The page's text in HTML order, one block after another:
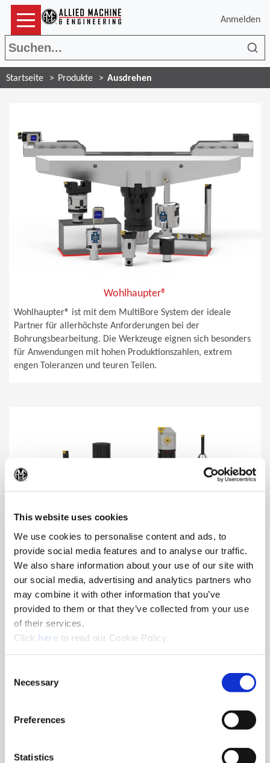
This website uses cookies
We use cookies to personalise content and ads, to
provide social media features and to analyse our traffic.
We also share information about your use of our site with
our social media, advertising and analytics partners who
may combine it with other information that you’ve
provided to them or that they’ve collected from your use
of their services.
Click here (Opens in a new window)
to read our Cookie Policy.
Selection
Necessary
Preferences
Statistics
Anmelden
Startseite Produkte Ausdrehen
Wohlhaupter®
Wohlhaupter® ist mit dem MultiBore System der ideale
Partner für allerhöchste Anforderungen bei der
Bohrungsbearbeitung. Die Werkzeuge eignen sich besonders
für Anwendungen mit hohen Produktionszahlen, extrem
engen Toleranzen und teuren Teilen.
Criterion®
Criterion® eignet sich perfekt für Hersteller, die ein
preiswertes, vielseitiges, modulares Ausdrehsystem suchen,
welches eine breite Palette von Anwendungen abdeckt.